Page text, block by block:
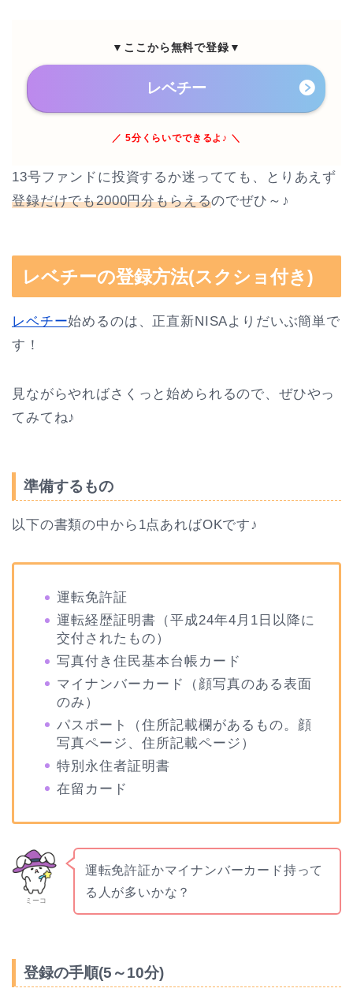
▼ここから無料で登録▼
レベチー
／ 5分くらいでできるよ♪ ＼
13号ファンドに投資するか迷ってても、とりあえず
登録だけでも2000円分もらえるのでぜひ～♪
レベチーの登録方法(スクショ付き)
レベチー始めるのは、正直新NISAよりだいぶ簡単で
す！
見ながらやればさくっと始められるので、ぜひやっ
てみてね♪
準備するもの
以下の書類の中から1点あればOKです♪
運転免許証
運転経歴証明書（平成24年4月1日以降に
交付されたもの）
写真付き住民基本台帳カード
マイナンバーカード（顔写真のある表面
のみ）
パスポート（住所記載欄があるもの。顔
写真ページ、住所記載ページ）
特別永住者証明書
在留カード
ミーコ
運転免許証かマイナンバーカード持って
る人が多いかな？
登録の手順(5～10分)